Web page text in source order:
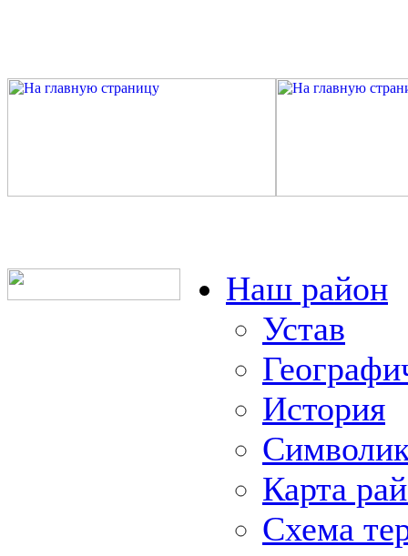
Наш район
Устав
История
Карта
Схема